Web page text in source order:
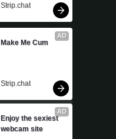
Strip.chat
AD
Make Me Cum
Strip.chat
AD
Enjoy the sexiest
webcam site